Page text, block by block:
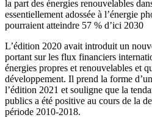
la part des énergies renouvelables
essentiellement adossée à l’énergie
pourraient atteindre 57 % d’ici 2030
L’édition 2020 avait introduit un
portant sur les flux financiers
énergies propres et renouvelables et
développement. Il prend la forme
l’édition 2021 et souligne que la
publics a été positive au cours de la
période 2010-2018.